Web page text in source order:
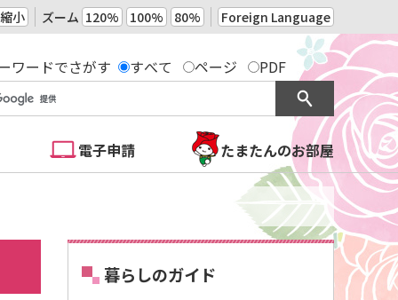
縮小 ズーム 120% 100% 80% Foreign Language
ワードでさがす すべて ページ PDF
電子申請 たまたんのお部屋
暮らしのガイド